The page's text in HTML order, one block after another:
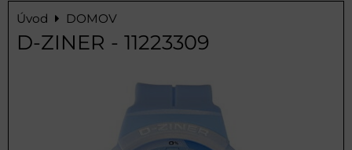
Úvod DOMOV
D-ZINER - 11223309